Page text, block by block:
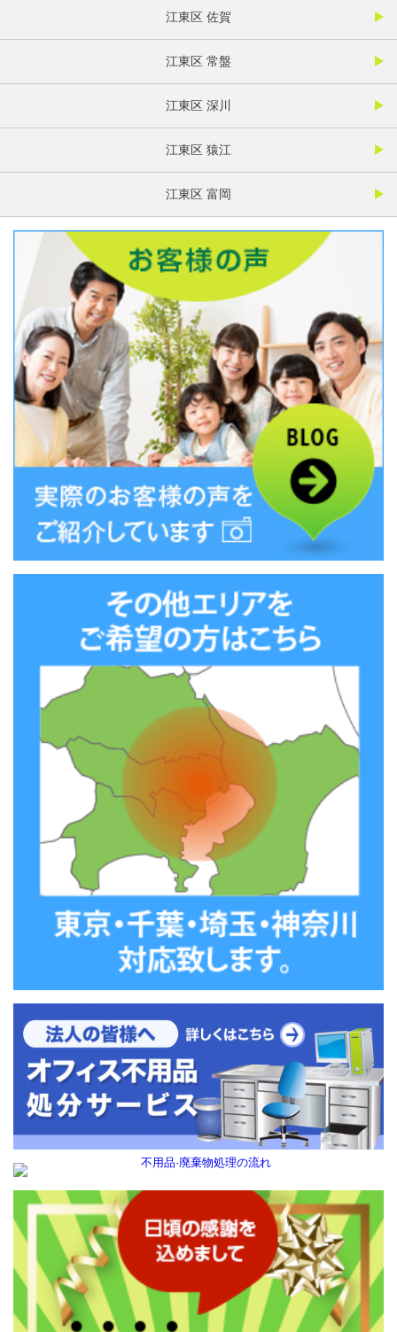
江東区 佐賀
江東区 常盤
江東区 深川
江東区 猿江
江東区 富岡